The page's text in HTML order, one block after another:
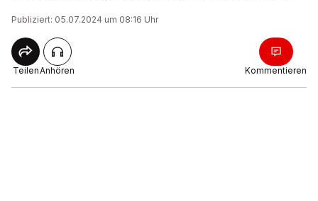
Publiziert: 05.07.2024 um 08:16 Uhr
TeilenAnhören Kommentieren